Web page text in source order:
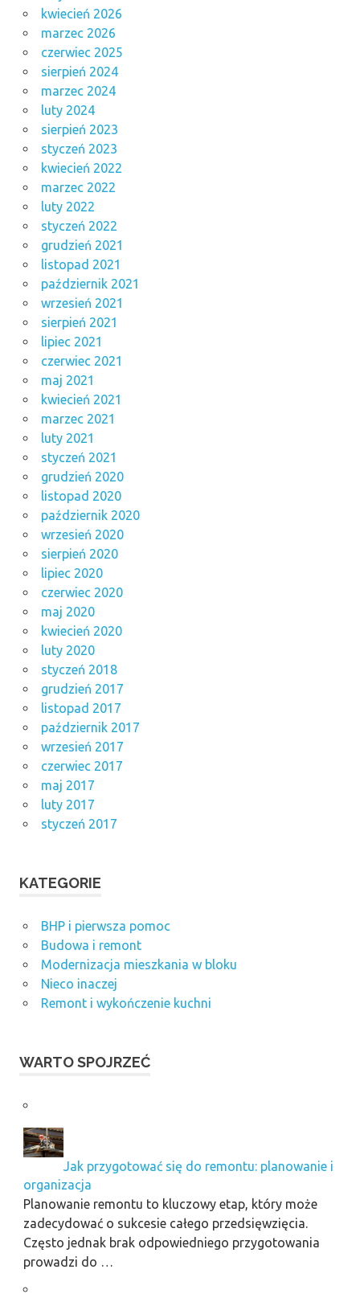
kwiecień 2026
marzec 2026
czerwiec 2025
sierpień 2024
marzec 2024
luty 2024
sierpień 2023
styczeń 2023
kwiecień 2022
marzec 2022
luty 2022
styczeń 2022
grudzień 2021
listopad 2021
październik 2021
wrzesień 2021
sierpień 2021
lipiec 2021
czerwiec 2021
maj 2021
kwiecień 2021
marzec 2021
luty 2021
styczeń 2021
grudzień 2020
listopad 2020
październik 2020
wrzesień 2020
sierpień 2020
lipiec 2020
czerwiec 2020
maj 2020
kwiecień 2020
luty 2020
styczeń 2018
grudzień 2017
listopad 2017
październik 2017
wrzesień 2017
czerwiec 2017
maj 2017
luty 2017
styczeń 2017
KATEGORIE
BHP i pierwsza pomoc
Budowa i remont
Modernizacja mieszkania w bloku
Nieco inaczej
Remont i wykończenie kuchni
WARTO SPOJRZEĆ
Jak przygotować się do remontu: planowanie i
organizacja
Planowanie remontu to kluczowy etap, który może
zadecydować o sukcesie całego przedsięwzięcia.
Często jednak brak odpowiedniego przygotowania
prowadzi do …